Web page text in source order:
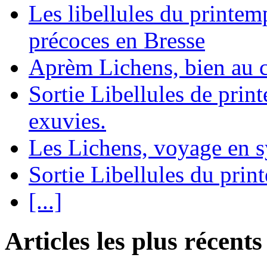
Les libellules du
précoces en Bresse
Aprèm Lichens, bien au
Sortie Libellules de
exuvies.
Les Lichens, voyage en
Sortie Libellules du
[...]
Articles les plus récents